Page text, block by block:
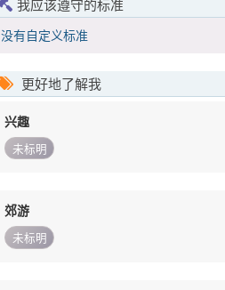
我应该遵守的标准
没有自定义标准
更好地了解我
兴趣
未标明
郊游
未标明